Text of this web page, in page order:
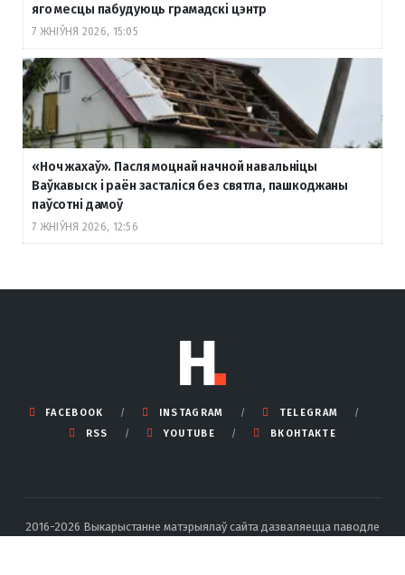
яго месцы пабудуюць грамадскі цэнтр
7 ЖНІЎНЯ 2026, 15:05
«Ноч жахаў». Пасля моцнай начной навальніцы
Ваўкавыск і раён засталіся без святла, пашкоджаны
паўсотні дамоў
7 ЖНІЎНЯ 2026, 12:56
FACEBOOK INSTAGRAM
TELEGRAM
RSS
YOUTUBE ВКОНТАКТЕ
2016-2026 Выкарыстанне матэрыялаў сайта дазваляецца паводле